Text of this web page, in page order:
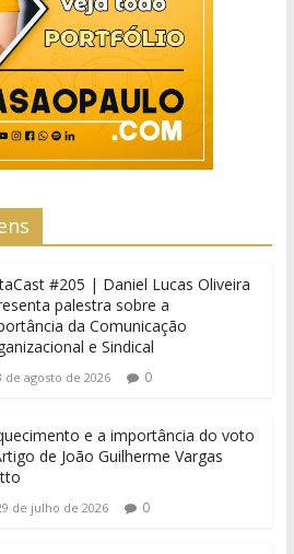
#205 | Daniel Lucas Oliveira
palestra sobre a
da Comunicação
e Sindical
de agosto de 2026 0
e a importância do voto
de João Guilherme Vargas
de julho de 2026 0